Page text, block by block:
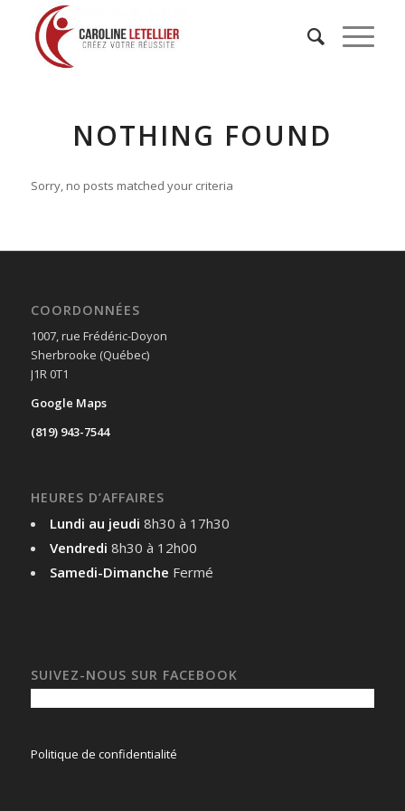
NOTHING FOUND
Sorry, no posts matched your criteria
COORDONNÉES
1007, rue Frédéric-Doyon
Sherbrooke (Québec)
J1R 0T1
Google Maps
(819) 943-7544
HEURES D’AFFAIRES
Lundi au jeudi 8h30 à 17h30
Vendredi 8h30 à 12h00
Samedi-Dimanche Fermé
SUIVEZ-NOUS SUR FACEBOOK
Politique de confidentialité